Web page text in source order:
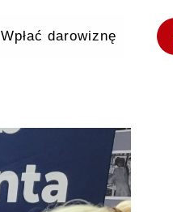
Wpłać darowiznę